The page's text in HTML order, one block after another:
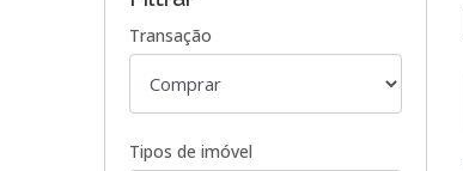
Transação
Tipos de imóvel